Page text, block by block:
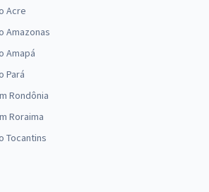
Acre
Amazonas
Amapá
Pará
Rondônia
Roraima
Tocantins